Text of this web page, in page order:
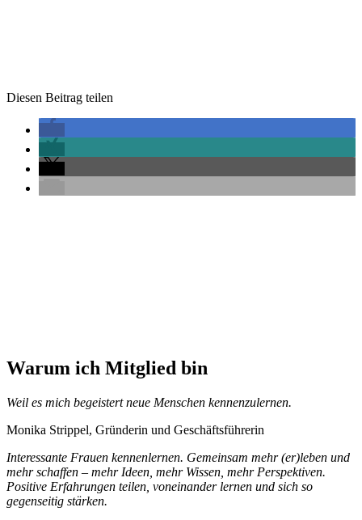
Diesen Beitrag teilen
Warum ich Mitglied bin
Weil es mich begeistert neue Menschen kennenzulernen.
Monika Strippel, Gründerin und Geschäftsführerin
Interessante Frauen kennenlernen. Gemeinsam mehr (er)leben und
mehr schaffen – mehr Ideen, mehr Wissen, mehr Perspektiven.
Positive Erfahrungen teilen, voneinander lernen und sich so
gegenseitig stärken.